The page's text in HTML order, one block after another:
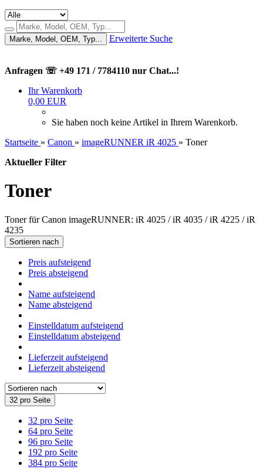
Marke, Model, OEM, Typ... Erweiterte Suche
Anfragen ☏ +49 171 / 7784110 nur Chat...!
Ihr Warenkorb
0,00 EUR
Sie haben noch keine Artikel in Ihrem Warenkorb.
Startseite » Canon » imageRUNNER iR 4025 » Toner
Aktueller Filter
Toner
Toner für Canon imageRUNNER: iR 4025 / iR 4035 / iR 4225 / iR
4235
Sortieren nach
Preis aufsteigend
Preis absteigend
Name aufsteigend
Name absteigend
Einstelldatum aufsteigend
Einstelldatum absteigend
Lieferzeit aufsteigend
Lieferzeit absteigend
32 pro Seite
32 pro Seite
64 pro Seite
96 pro Seite
192 pro Seite
384 pro Seite